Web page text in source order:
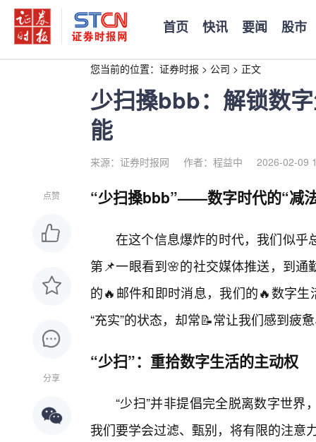
首页 快讯 要闻 股市
您当前的位置： 证券时报 > 公司 > 正文
少扫搡bbb：解锁数
能
来源：证券时报网 作者：程益中 2026-02-09
点赞
分享
“少扫搡bbb”——数字时代的“减
在这个信息爆炸的时代，我们似乎
第📌一眼看到🌸的社交媒体推送，到
的🔥邮件和即时消息，我们的🔥数字
“充实”的状态，却常📝常让我们感到疲
“少扫”：重拾数字生活的主动权
“少扫”并非提倡完全脱离数字世
我们要学会过滤、甄别，将有限的注意